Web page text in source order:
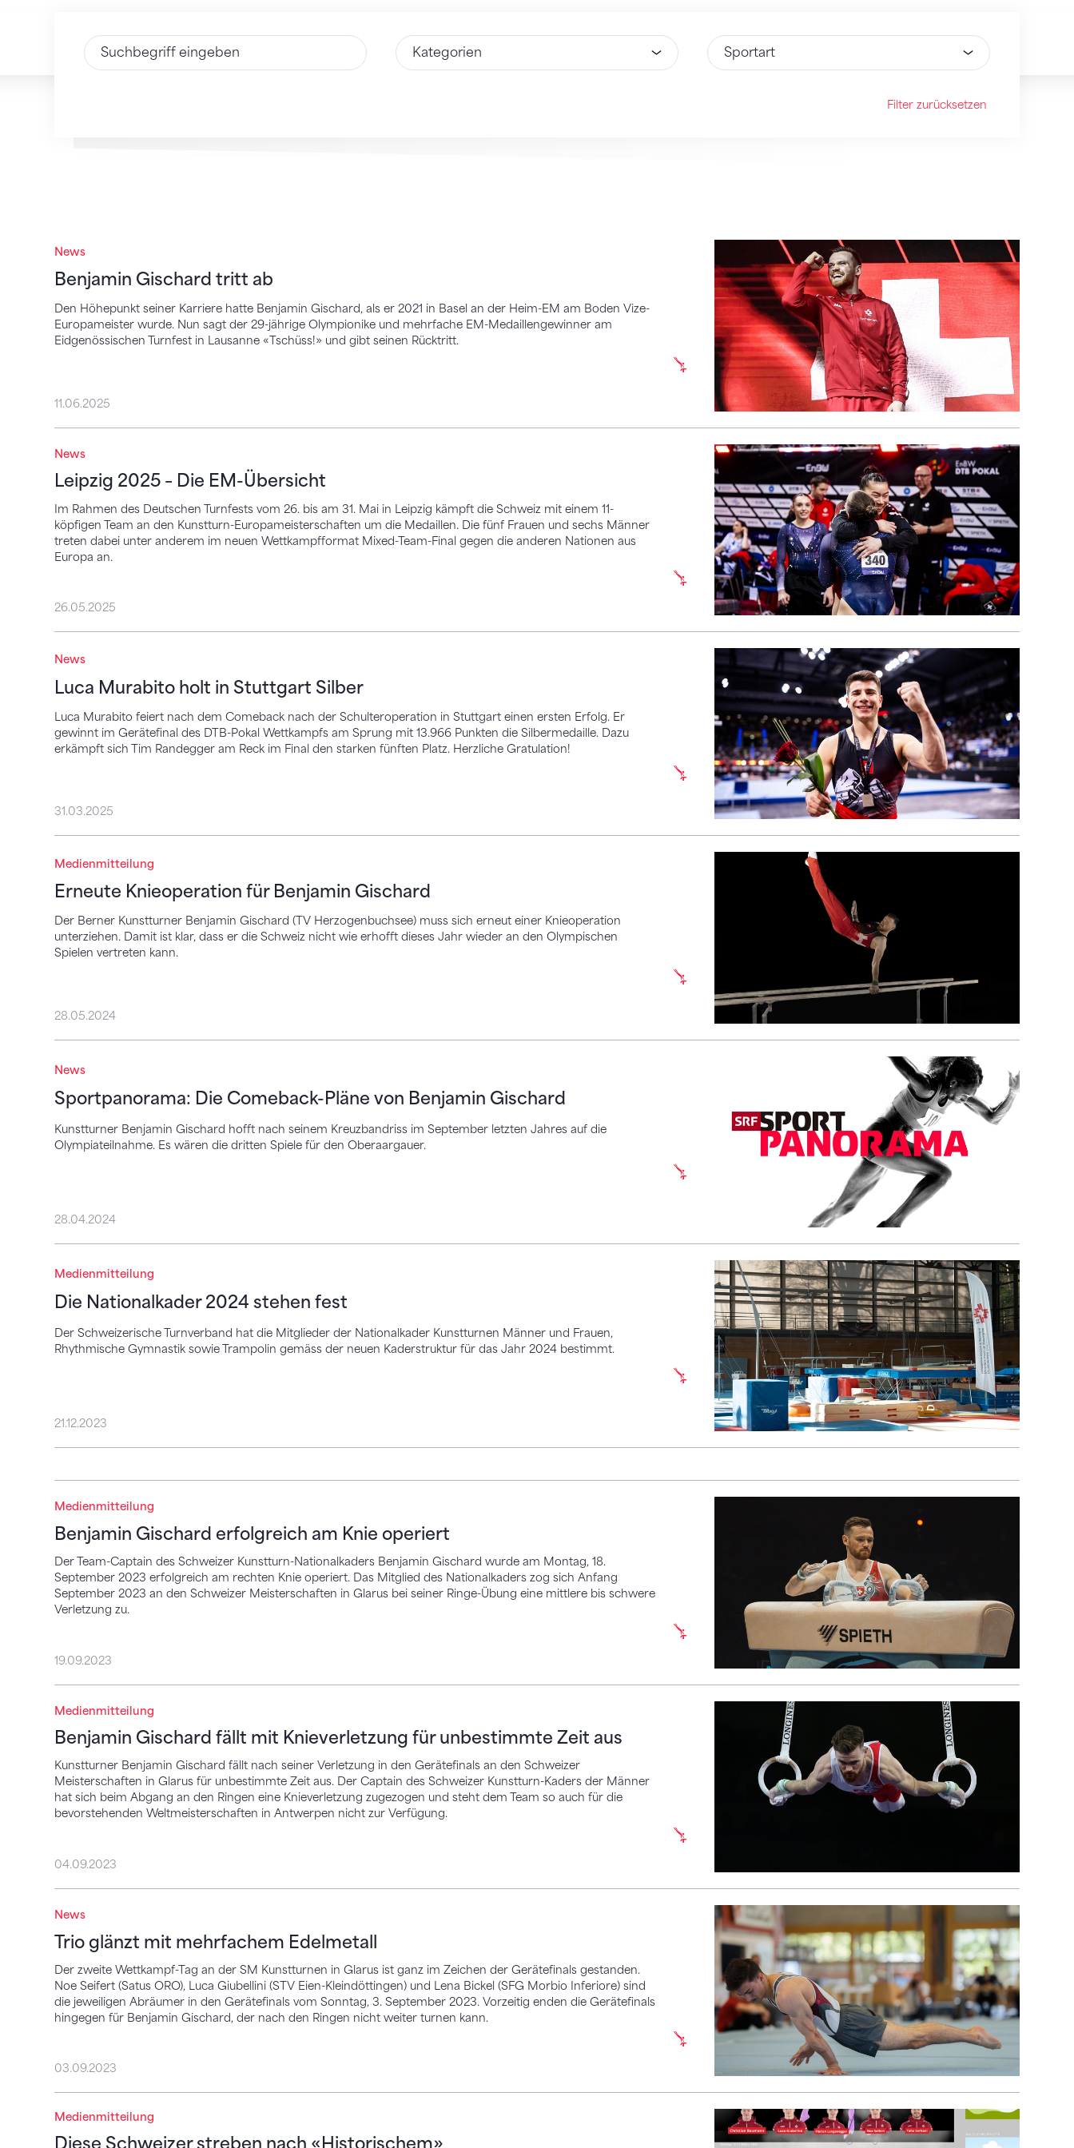
Text eingeben Wähle Option Wähle Option
Filter zurücksetzen
News
Benjamin Gischard tritt ab
Den Höhepunkt seiner Karriere hatte Benjamin Gischard, als er 2021 in Basel an der Heim-EM am Boden Vize-
Europameister wurde. Nun sagt der 29-jährige Olympionike und mehrfache EM-Medaillengewinner am
Eidgenössischen Turnfest in Lausanne «Tschüss!» und gibt seinen Rücktritt.
Benjamin Gischard tritt ab
11.06.2025
News
Leipzig 2025 – Die EM-Übersicht
Im Rahmen des Deutschen Turnfests vom 26. bis am 31. Mai in Leipzig kämpft die Schweiz mit einem 11-
köpfigen Team an den Kunstturn-Europameisterschaften um die Medaillen. Die fünf Frauen und sechs Männer
treten dabei unter anderem im neuen Wettkampfformat Mixed-Team-Final gegen die anderen Nationen aus
Europa an.
Leipzig 2025 – Die EM-Übersicht
26.05.2025
News
Luca Murabito holt in Stuttgart Silber
Luca Murabito feiert nach dem Comeback nach der Schulteroperation in Stuttgart einen ersten Erfolg. Er
gewinnt im Gerätefinal des DTB-Pokal Wettkampfs am Sprung mit 13.966 Punkten die Silbermedaille. Dazu
erkämpft sich Tim Randegger am Reck im Final den starken fünften Platz. Herzliche Gratulation!
Luca Murabito holt in Stuttgart Silber
31.03.2025
Medienmitteilung
Erneute Knieoperation für Benjamin Gischard
Der Berner Kunstturner Benjamin Gischard (TV Herzogenbuchsee) muss sich erneut einer Knieoperation
unterziehen. Damit ist klar, dass er die Schweiz nicht wie erhofft dieses Jahr wieder an den Olympischen
Spielen vertreten kann.
Erneute Knieoperation für Benjamin Gischard
28.05.2024
News
Sportpanorama: Die Comeback-Pläne von Benjamin Gischard
Kunstturner Benjamin Gischard hofft nach seinem Kreuzbandriss im September letzten Jahres auf die
Olympiateilnahme. Es wären die dritten Spiele für den Oberaargauer.
Sportpanorama: Die Comeback-Pläne von Benjamin Gischard
28.04.2024
Medienmitteilung
Die Nationalkader 2024 stehen fest
Der Schweizerische Turnverband hat die Mitglieder der Nationalkader Kunstturnen Männer und Frauen,
Rhythmische Gymnastik sowie Trampolin gemäss der neuen Kaderstruktur für das Jahr 2024 bestimmt.
Die Nationalkader 2024 stehen fest
21.12.2023
Medienmitteilung
Benjamin Gischard erfolgreich am Knie operiert
Der Team-Captain des Schweizer Kunstturn-Nationalkaders Benjamin Gischard wurde am Montag, 18.
September 2023 erfolgreich am rechten Knie operiert. Das Mitglied des Nationalkaders zog sich Anfang
September 2023 an den Schweizer Meisterschaften in Glarus bei seiner Ringe-Übung eine mittlere bis schwere
Verletzung zu.
Benjamin Gischard erfolgreich am Knie operiert
19.09.2023
Medienmitteilung
Benjamin Gischard fällt mit Knieverletzung für unbestimmte Zeit aus
Kunstturner Benjamin Gischard fällt nach seiner Verletzung in den Gerätefinals an den Schweizer
Meisterschaften in Glarus für unbestimmte Zeit aus. Der Captain des Schweizer Kunstturn-Kaders der Männer
hat sich beim Abgang an den Ringen eine Knieverletzung zugezogen und steht dem Team so auch für die
bevorstehenden Weltmeisterschaften in Antwerpen nicht zur Verfügung.
Benjamin Gischard fällt mit Knieverletzung für unbestimmte Zeit aus
04.09.2023
News
Trio glänzt mit mehrfachem Edelmetall
Der zweite Wettkampf-Tag an der SM Kunstturnen in Glarus ist ganz im Zeichen der Gerätefinals gestanden.
Noe Seifert (Satus ORO), Luca Giubellini (STV Eien-Kleindöttingen) und Lena Bickel (SFG Morbio Inferiore) sind
die jeweiligen Abräumer in den Gerätefinals vom Sonntag, 3. September 2023. Vorzeitig enden die Gerätefinals
hingegen für Benjamin Gischard, der nach den Ringen nicht weiter turnen kann.
Trio glänzt mit mehrfachem Edelmetall
03.09.2023
Medienmitteilung
Diese Schweizer streben nach «Historischem»
Diese Schweizer streben nach «Historischem»